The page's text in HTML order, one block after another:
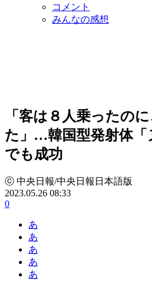
コメント
みんなの感想
「客は８人乗ったの
た」…韓国型発射体「
でも成功
ⓒ 中央日報/中央日報日本語版
2023.05.26 08:33
0
あ
あ
あ
あ
あ